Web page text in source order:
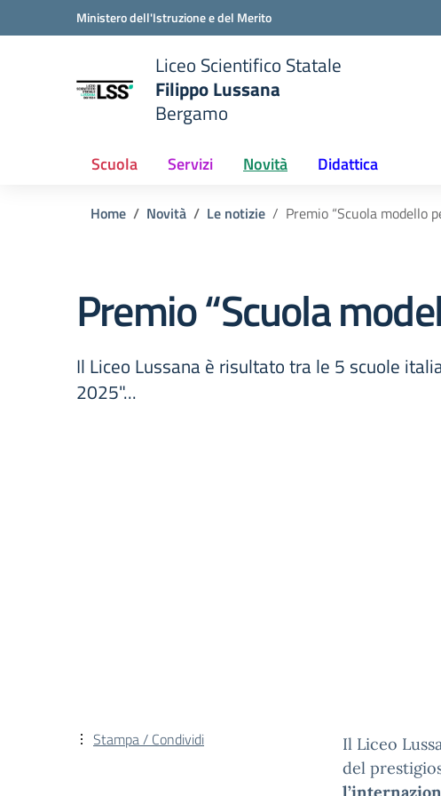
Vai ai contenuti
Vai al menu di navigazioneMinistero dell'Istruzione e del Merito
Liceo Scientifico Statale
Filippo Lussana
Bergamo
Scuola Servizi Novità Didattica
Home Novità Le notizie Premio “Scuola modello
Premio “Scuola
Il Liceo Lussana è risultato tra le 5 scuole
2025"...
Il Liceo
del
Stampa / Condividi